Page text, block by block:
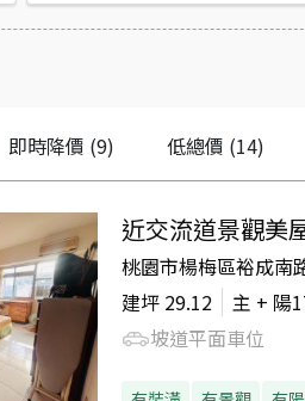
即時降價 (9) 低總價 (14)
近交流道景觀美
桃園市楊梅區裕成南
建坪 29.12 主 + 陽
坡道平面車位